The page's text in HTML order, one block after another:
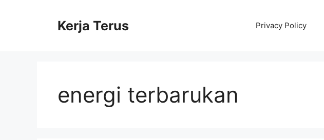
Kerja Terus Privacy Policy
energi terbarukan